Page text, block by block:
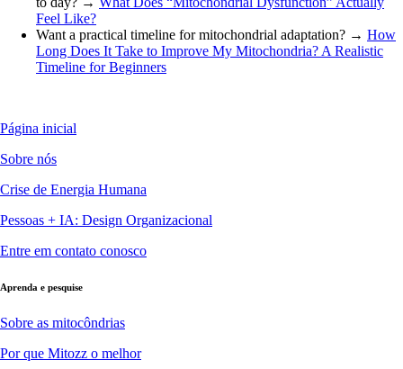
Feel Like?
Want a practical timeline for mitochondrial adaptation? → How
Long Does It Take to Improve My Mitochondria? A Realistic
Timeline for Beginners
Página inicial
Sobre nós
Crise de Energia Humana
Pessoas + IA: Design Organizacional
Entre em contato conosco
Aprenda e pesquise
Sobre as mitocôndrias
Por que Mitozz o melhor